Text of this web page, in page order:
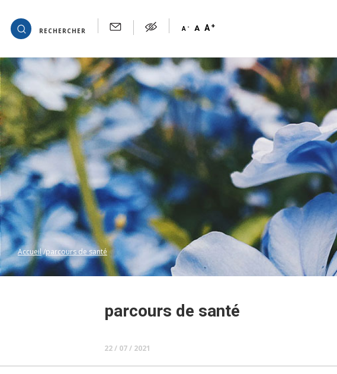
RECHERCHER A - A A+
Accueil parcours de santé
parcours de santé
22 / 07 / 2021